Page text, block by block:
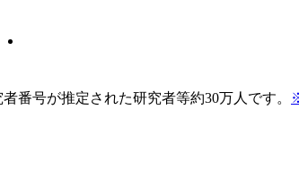
番号が推定された研究者等約30万人です。